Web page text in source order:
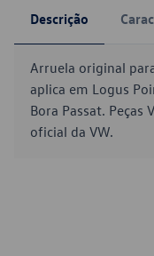
Descrição
Arruela original
aplica em Logus
Bora Passat. Peças
oficial da VW.